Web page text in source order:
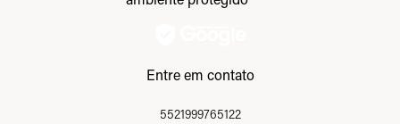
Entre em contato
5521999765122